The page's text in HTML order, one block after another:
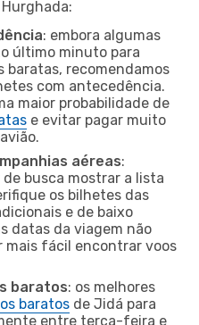
: embora algumas
último minuto para
recomendamos
com antecedência.
maior probabilidade de
e evitar pagar muito
aéreas:
busca mostrar a lista
os bilhetes das
e de baixo
datas da viagem não
mais fácil encontrar voos
baratos: os melhores
baratos de Jidá para
entre terça-feira e